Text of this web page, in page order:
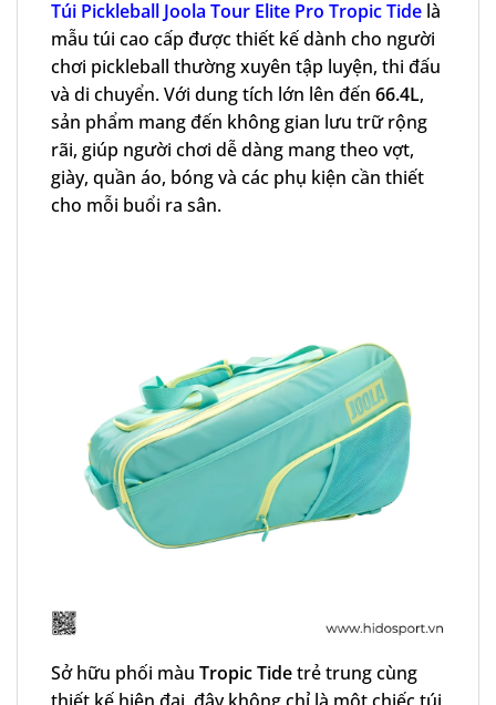
Túi Pickleball Joola Tour Elite Pro Tropic Tide là
mẫu túi cao cấp được thiết kế dành cho người
chơi pickleball thường xuyên tập luyện, thi đấu
và di chuyển. Với dung tích lớn lên đến 66.4L,
sản phẩm mang đến không gian lưu trữ rộng
rãi, giúp người chơi dễ dàng mang theo vợt,
giày, quần áo, bóng và các phụ kiện cần thiết
cho mỗi buổi ra sân.
Sở hữu phối màu Tropic Tidetrẻ trung cùng